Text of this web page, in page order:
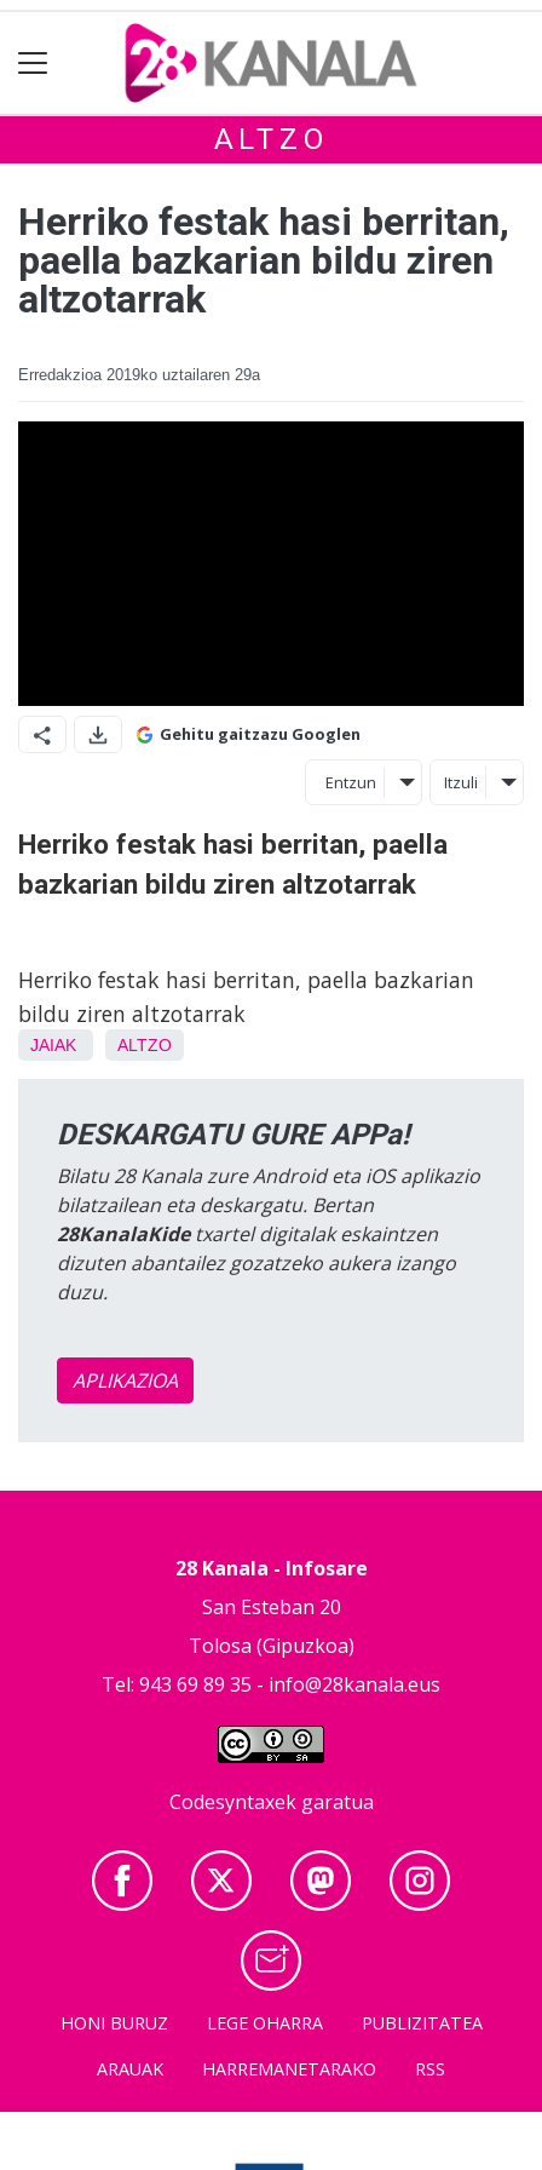
ALTZO
Herriko festak hasi berritan,
paella bazkarian bildu ziren
altzotarrak
Erredakzioa 2019ko uztailaren 29a
Gehitu gaitzazu Googlen
Entzun Itzuli
Herriko festak hasi berritan, paella
bazkarian bildu ziren altzotarrak
Herriko festak hasi berritan, paella bazkarian
bildu ziren altzotarrak
JAIAK ALTZO
DESKARGATU GURE APPa!
Bilatu 28 Kanala zure Android eta iOS aplikazio
bilatzailean eta deskargatu. Bertan
28KanalaKidetxartel digitalak eskaintzen
dizuten abantailez gozatzeko aukera izango
duzu.
APLIKAZIOA
28 Kanala - Infosare
San Esteban 20
Tolosa (Gipuzkoa)
Tel: 943 69 89 35 - info@28kanala.eus
Codesyntaxek garatua
HONI BURUZ LEGE OHARRA
PUBLIZITATEA
ARAUAK
HARREMANETARAKO RSS